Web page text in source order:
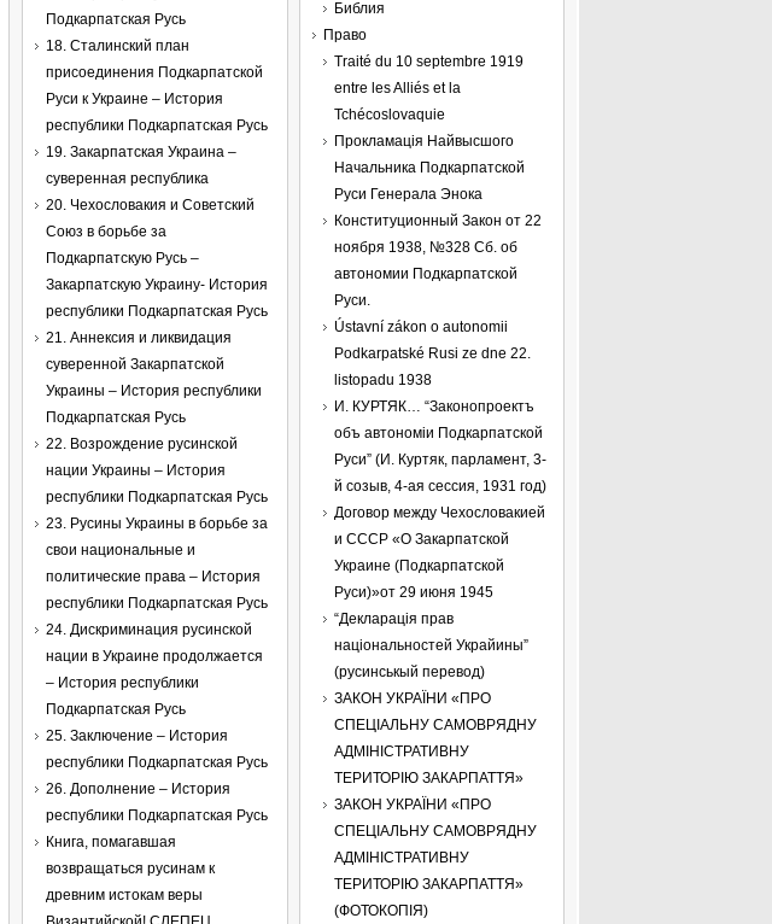
Подкарпатская Русь
18. Сталинский план
присоединения Подкарпатской
Руси к Украине – История
республики Подкарпатская Русь
19. Закарпатская Украина –
суверенная республика
20. Чехословакия и Советский
Союз в борьбе за
Подкарпатскую Русь –
Закарпатскую Украину- История
республики Подкарпатская Русь
21. Аннексия и ликвидация
суверенной Закарпатской
Украины – История республики
Подкарпатская Русь
22. Возрождение русинской
нации Украины – История
республики Подкарпатская Русь
23. Русины Украины в борьбе за
свои национальные и
политические права – История
республики Подкарпатская Русь
24. Дискриминация русинской
нации в Украине продолжается
– История республики
Подкарпатская Русь
25. Заключение – История
республики Подкарпатская Русь
26. Дополнение – История
республики Подкарпатская Русь
Книга, помагавшая
возвращаться русинам к
древним истокам веры
Библия
Право
Traité du 10 septembre 1919
entre les Alliés et la
Tchécoslovaquie
Прокламація Найвысшого
Начальника Подкарпатской
Руси Генерала Энока
Конституционный Закон от 22
ноября 1938, №328 Сб. об
автономии Подкарпатской
Руси.
Ústavní zákon o autonomii
Podkarpatské Rusi ze dne 22.
listopadu 1938
И. КУРТЯК… “Законопроектъ
объ автономіи Подкарпатской
Руси” (И. Куртяк, парламент, 3-
й созыв, 4-ая сессия, 1931 год)
Договор между Чехословакией
и СССР «О Закарпатской
Украине (Подкарпатской
Руси)»от 29 июня 1945
“Декларація прав
національностей Украйины”
(русинськый перевод)
ЗАКОН УКРАЇНИ «ПРО
СПЕЦІАЛЬНУ САМОВРЯДНУ
АДМІНІСТРАТИВНУ
ТЕРИТОРІЮ ЗАКАРПАТТЯ»
ЗАКОН УКРАЇНИ «ПРО
СПЕЦІАЛЬНУ САМОВРЯДНУ
АДМІНІСТРАТИВНУ
ТЕРИТОРІЮ ЗАКАРПАТТЯ»
(ФОТОКОПІЯ)